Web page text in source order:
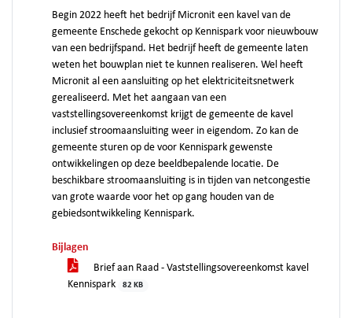
Begin 2022 heeft het bedrijf Micronit een kavel van de
gemeente Enschede gekocht op Kennispark voor nieuwbouw
van een bedrijfspand. Het bedrijf heeft de gemeente laten
weten het bouwplan niet te kunnen realiseren. Wel heeft
Micronit al een aansluiting op het elektriciteitsnetwerk
gerealiseerd. Met het aangaan van een
vaststellingsovereenkomst krijgt de gemeente de kavel
inclusief stroomaansluiting weer in eigendom. Zo kan de
gemeente sturen op de voor Kennispark gewenste
ontwikkelingen op deze beeldbepalende locatie. De
beschikbare stroomaansluiting is in tijden van netcongestie
van grote waarde voor het op gang houden van de
gebiedsontwikkeling Kennispark.
Bijlagen
Brief aan Raad - Vaststellingsovereenkomst kavel
Kennispark
82 KB